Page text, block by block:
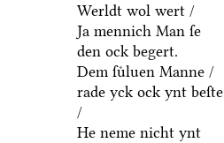
Werldt wol wert /
Ja mennich Man ſe
den ock begert.
Dem ſuͤluen Manne /
rade yck ock ynt beſte
/
He neme nicht ynt